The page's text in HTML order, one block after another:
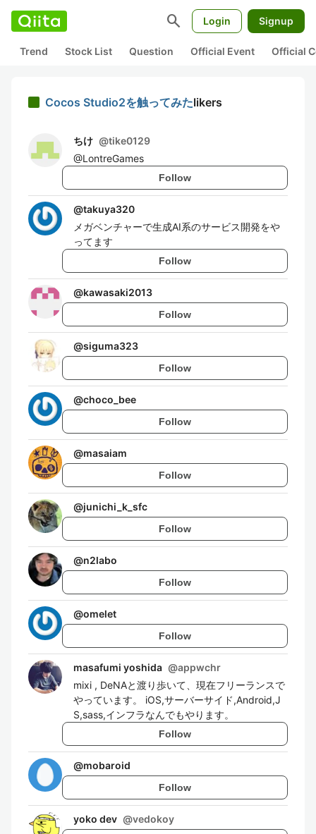
search Login Signup
Trend Stock List Question Official Event Official
Cocos Studio2を触ってみたlikers
ちけ @tike0129
@LontreGames
Follow
@takuya320
メガベンチャーで生成AI系のサービス開発をや
ってます
Follow
@kawasaki2013
Follow
@siguma323
Follow
@choco_bee
Follow
@masaiam
Follow
@junichi_k_sfc
Follow
@n2labo
Follow
@omelet
Follow
masafumi yoshida @appwchr
mixi , DeNAと渡り歩いて、現在フリーランスで
やっています。 iOS,サーバーサイド,Android,J
S,sass,インフラなんでもやります。
Follow
@mobaroid
Follow
yoko dev @vedokoy